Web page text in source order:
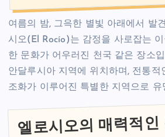
여름의 밤, 그윽한 별빛 아래에서 발
시오(El Rocío)는 감정을 사로잡는
한 문화가 어우러진 천국 같은 장소
안달루시아 지역에 위치하며, 전통적
조화가 이루어진 특별한 지역으로 유
엘로시오의 매력적인